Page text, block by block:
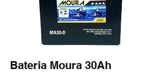
Bateria Moura 30Ah